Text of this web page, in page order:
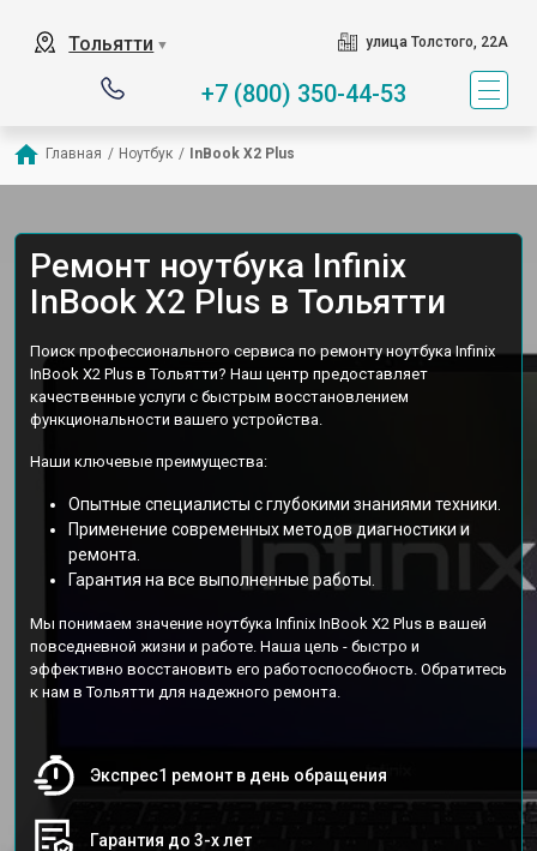
Тольятти ▼ улица Толстого, 22А
+7 (800) 350-44-53
Главная / Ноутбук / InBook X2 Plus
Ремонт ноутбука Infinix
InBook X2 Plus в Тольятти
Поиск профессионального сервиса по ремонту ноутбука Infinix
InBook X2 Plus в Тольятти? Наш центр предоставляет
качественные услуги с быстрым восстановлением
функциональности вашего устройства.
Наши ключевые преимущества:
Опытные специалисты с глубокими знаниями техники.
Применение современных методов диагностики и
ремонта.
Гарантия на все выполненные работы.
Мы понимаем значение ноутбука Infinix InBook X2 Plus в вашей
повседневной жизни и работе. Наша цель - быстро и
эффективно восстановить его работоспособность. Обратитесь
к нам в Тольятти для надежного ремонта.
Экспрес1 ремонт в день обращения
Гарантия до 3-х лет